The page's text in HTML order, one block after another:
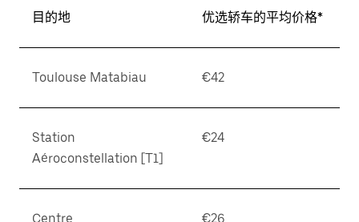
目的地 优选轿车的平均价格*
Toulouse Matabiau €42
Station
Aéroconstellation [T1]
€24
Centre
€26